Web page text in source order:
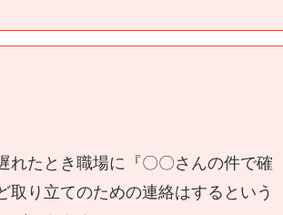
れたとき職場に『〇〇さんの件で確
り立てのための連絡はするという